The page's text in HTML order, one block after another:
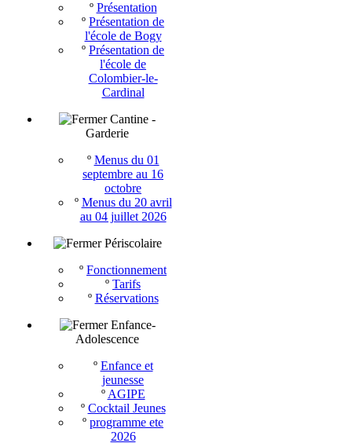
º Présentation
º Présentation de
l'école de Bogy
º Présentation de
l'école de
Colombier-le-
Cardinal
Cantine -
Garderie
º Menus du 01
septembre au 16
octobre
º Menus du 20 avril
au 04 juillet 2026
Périscolaire
º Fonctionnement
º Tarifs
º Réservations
Enfance-
Adolescence
º Enfance et
jeunesse
º AGIPE
º Cocktail Jeunes
º programme ete
2026